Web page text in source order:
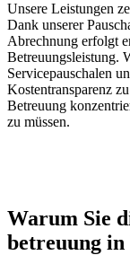
Unsere Leistungen
Dank unserer
Abrechnung erfolgt
Betreuungsleistung.
Servicepauschalen
Kostentransparenz
Betreuung
zu müssen.
Warum Sie
betreuung in